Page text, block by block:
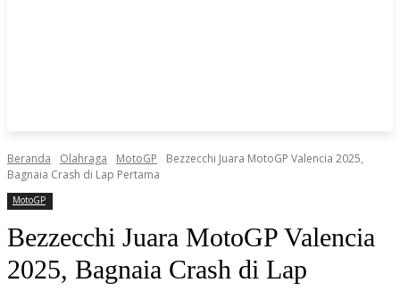
Beranda Olahraga MotoGP
Bezzecchi Juara MotoGP Valencia 2025,
Bagnaia Crash di Lap Pertama
MotoGP
Bezzecchi Juara MotoGP Valencia
2025, Bagnaia Crash di Lap